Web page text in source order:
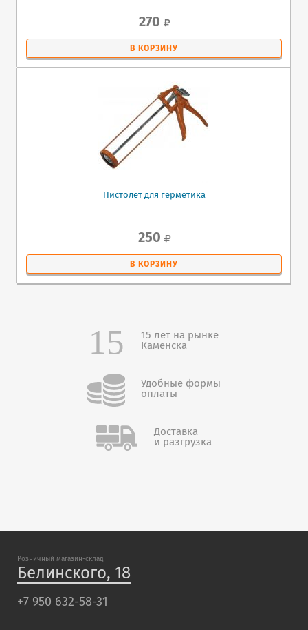
270
В КОРЗИНУ
Пистолет для герметика
250
В КОРЗИНУ
15 лет на рынке
Каменска
Удобные формы
оплаты
Доставка
и разгрузка
Розничный магазин-склад
Белинского, 18
+7 950 632-58-31